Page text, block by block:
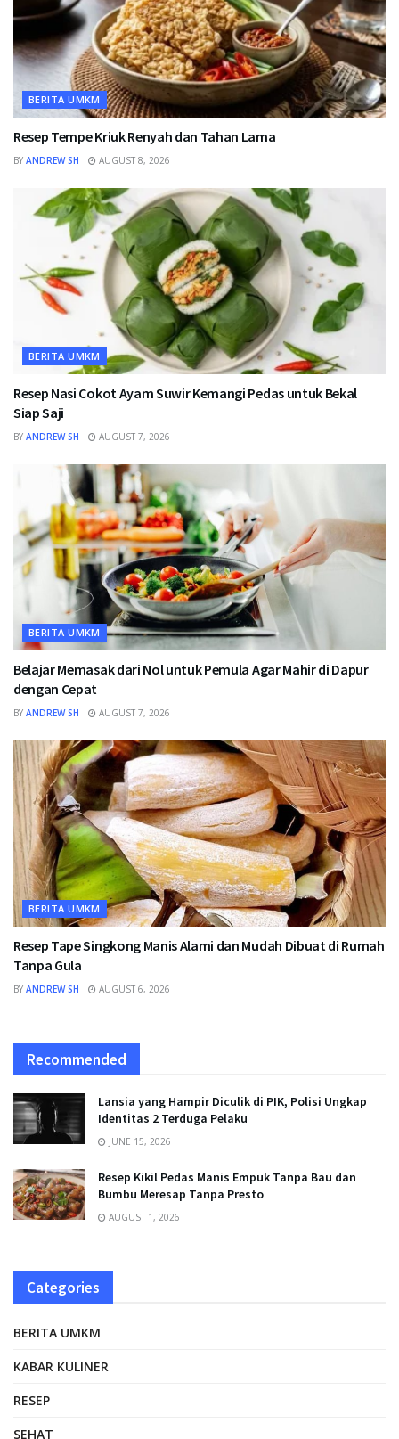
BERITA UMKM
Resep Tempe Kriuk Renyah dan Tahan Lama
BY ANDREW SH AUGUST 8, 2026
BERITA UMKM
Resep Nasi Cokot Ayam Suwir Kemangi Pedas untuk Bekal
Siap Saji
BY ANDREW SH AUGUST 7, 2026
BERITA UMKM
Belajar Memasak dari Nol untuk Pemula Agar Mahir di Dapur
dengan Cepat
BY ANDREW SH AUGUST 7, 2026
BERITA UMKM
Resep Tape Singkong Manis Alami dan Mudah Dibuat di Rumah
Tanpa Gula
BY ANDREW SH AUGUST 6, 2026
Recommended
Lansia yang Hampir Diculik di PIK, Polisi Ungkap
Identitas 2 Terduga Pelaku
JUNE 15, 2026
Resep Kikil Pedas Manis Empuk Tanpa Bau dan
Bumbu Meresap Tanpa Presto
AUGUST 1, 2026
Categories
BERITA UMKM
KABAR KULINER
RESEP
SEHAT